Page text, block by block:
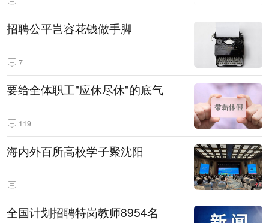
招聘公平岂容花钱做手脚
7
要给全体职工"应休尽休"的底气
119
海内外百所高校学子聚沈阳
全国计划招聘特岗教师8954名